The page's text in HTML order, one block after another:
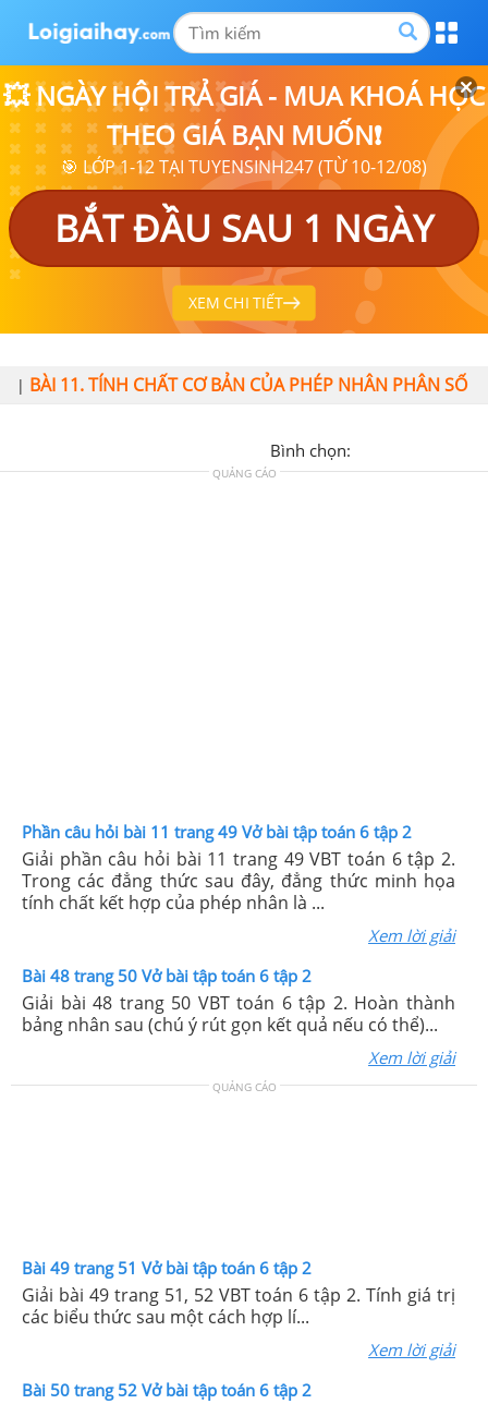
💥 NGÀY HỘI TRẢ GIÁ - MUA KHOÁ HỌC
THEO GIÁ BẠN MUỐN❗
🎯 LỚP 1-12 TẠI TUYENSINH247 (TỪ 10-12/08)
BẮT ĐẦU SAU 1 NGÀY
XEM CHI TIẾT
| BÀI 11. TÍNH CHẤT CƠ BẢN CỦA PHÉP NHÂN PHÂN SỐ
Bình chọn:
QUẢNG CÁO
Phần câu hỏi bài 11 trang 49 Vở bài tập toán 6 tập 2
Giải phần câu hỏi bài 11 trang 49 VBT toán 6 tập 2.
Trong các đẳng thức sau đây, đẳng thức minh họa
tính chất kết hợp của phép nhân là ...
Xem lời giải
Bài 48 trang 50 Vở bài tập toán 6 tập 2
Giải bài 48 trang 50 VBT toán 6 tập 2. Hoàn thành
bảng nhân sau (chú ý rút gọn kết quả nếu có thể)...
Xem lời giải
QUẢNG CÁO
Bài 49 trang 51 Vở bài tập toán 6 tập 2
Giải bài 49 trang 51, 52 VBT toán 6 tập 2. Tính giá trị
các biểu thức sau một cách hợp lí...
Xem lời giải
Bài 50 trang 52 Vở bài tập toán 6 tập 2